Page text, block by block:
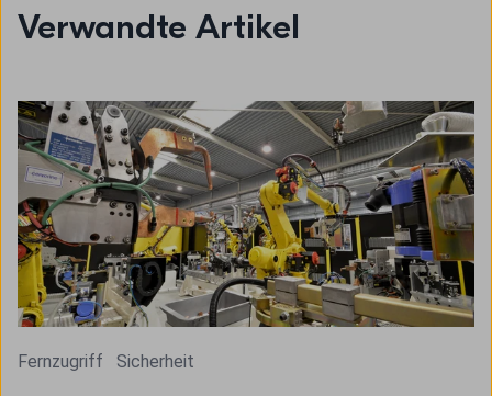
Verwandte Artikel
Fernzugriff Sicherheit